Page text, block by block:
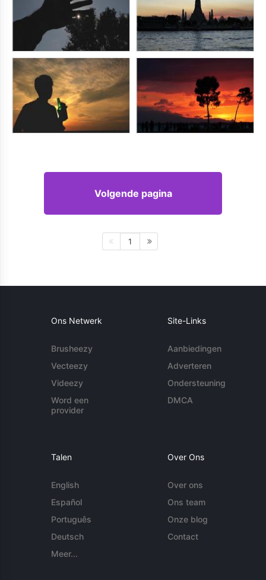
Volgende pagina
1
Ons Netwerk
Brusheezy
Vecteezy
Videezy
Word een
provider
Site-Links
Aanbiedingen
Adverteren
Ondersteuning
DMCA
Talen
English
Español
Português
Deutsch
Meer...
Over Ons
Over ons
Ons team
Onze blog
Contact